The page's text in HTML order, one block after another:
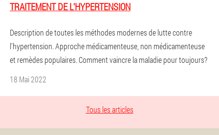
TRAITEMENT DE L'HYPERTENSION
Description de toutes les méthodes modernes de lutte contre
l'hypertension. Approche médicamenteuse, non médicamenteuse
et remèdes populaires. Comment vaincre la maladie pour toujours?
18 Mai 2022
Tous les articles